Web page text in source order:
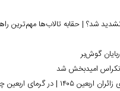
شد؟ | حقابه تالاب‌ها مهم‌ترین
گوش‌بر
امیدبخش شد
توصیه‌های تغذیه‌ای برای زائران اربعین ۱۴۰۵ |